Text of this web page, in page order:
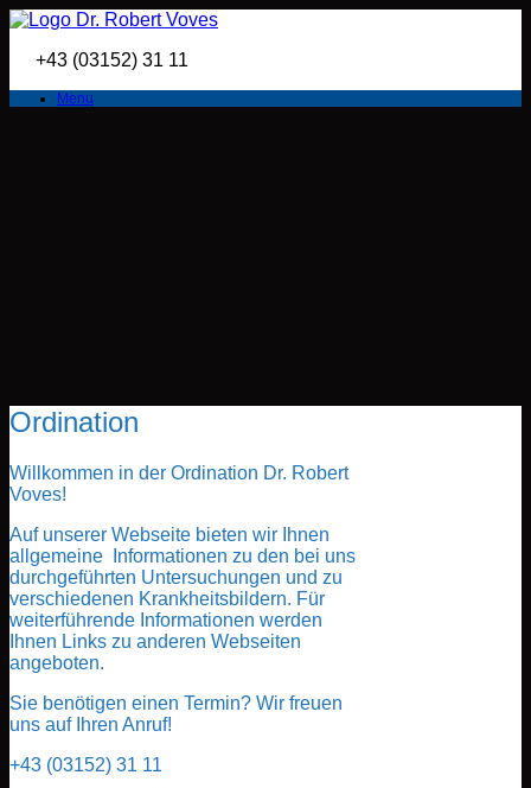
Skip
content
+43 (03152) 31 11
Menu
Ordination
Willkommen in der Ordination Dr. Robert
Voves!
Auf unserer Webseite bieten wir Ihnen
allgemeine Informationen zu den bei uns
durchgeführten Untersuchungen und zu
verschiedenen Krankheitsbildern. Für
weiterführende Informationen werden
Ihnen Links zu anderen Webseiten
angeboten.
Sie benötigen einen Termin? Wir freuen
uns auf Ihren Anruf!
+43 (03152) 31 11